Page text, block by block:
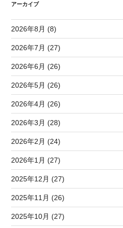
アーカイブ
2026年8月 (8)
2026年7月 (27)
2026年6月 (26)
2026年5月 (26)
2026年4月 (26)
2026年3月 (28)
2026年2月 (24)
2026年1月 (27)
2025年12月 (27)
2025年11月 (26)
2025年10月 (27)